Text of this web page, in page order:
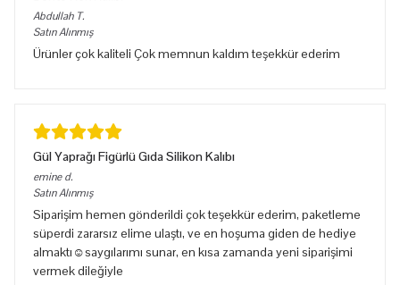
Abdullah T.
Satın Alınmış
Ürünler çok kaliteli Çok memnun kaldım teşekkür ederim
Gül Yaprağı Figürlü Gıda Silikon Kalıbı
emine d.
Satın Alınmış
Siparişim hemen gönderildi çok teşekkür ederim, paketleme
süperdi zararsız elime ulaştı, ve en hoşuma giden de hediye
almaktı☺️saygılarımı sunar, en kısa zamanda yeni siparişimi
vermek dileğiyle